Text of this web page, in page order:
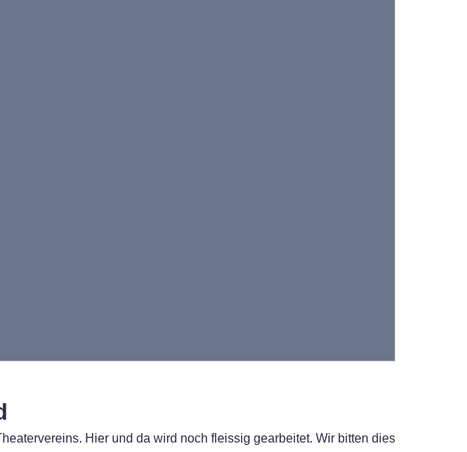
Hier und da wird noch fleissig gearbeitet. Wir bitten dies